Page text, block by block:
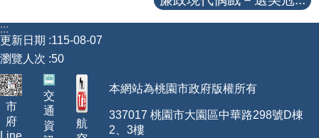
:::
更新日期
115-08-07
瀏覽人次 50
市
府
交
通
資
航
本網站為桃園市政府版權所有
337017 桃園市大園區中華路298號D棟
2、3樓